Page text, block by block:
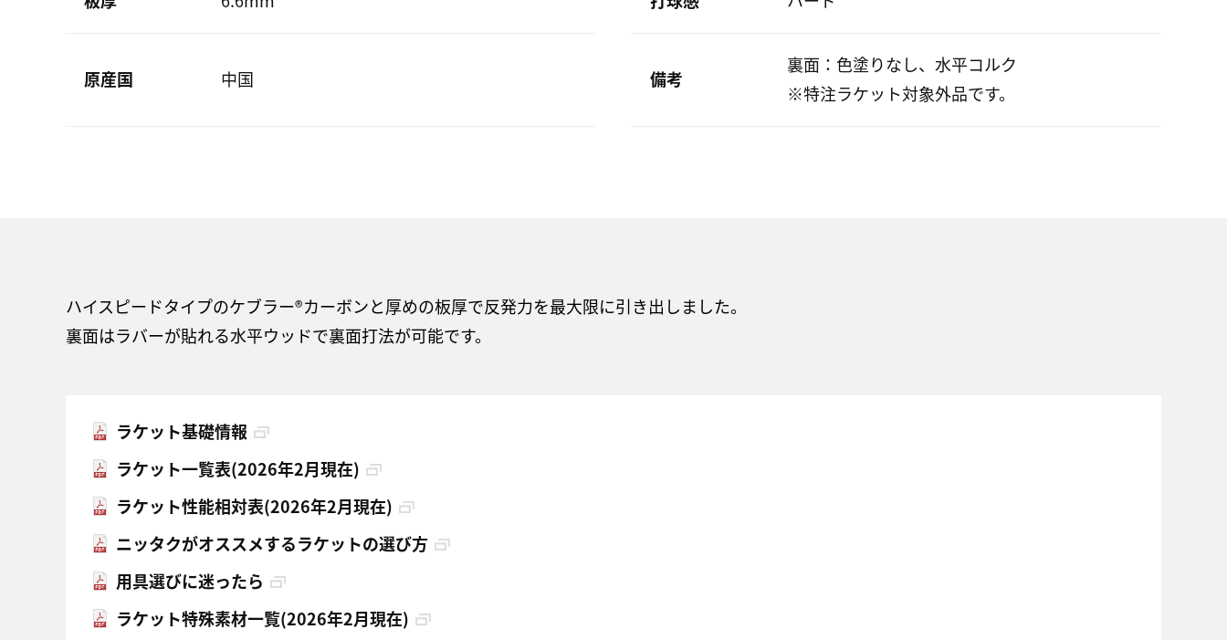
原産国 中国 備考
裏面：色塗りなし、水平コルク
※特注ラケット対象外品です。
ハイスピードタイプのケブラー®カーボンと厚めの板厚で反発力を最大限に引き出しました。
裏面はラバーが貼れる水平ウッドで裏面打法が可能です。
ラケット基礎情報
ラケット一覧表(2026年2月現在)
ラケット性能相対表(2026年2月現在)
ニッタクがオススメするラケットの選び方
用具選びに迷ったら
ラケット特殊素材一覧(2026年2月現在)